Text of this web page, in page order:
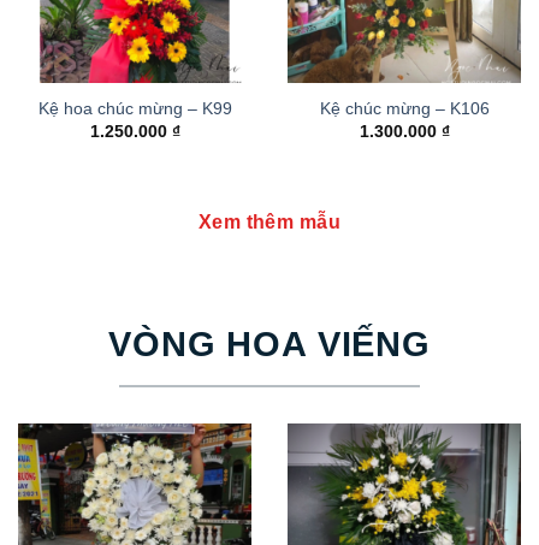
Kệ hoa chúc mừng – K99
1.250.000 ₫
Kệ chúc mừng – K106
1.300.000 ₫
Xem thêm mẫu
VÒNG HOA VIẾNG